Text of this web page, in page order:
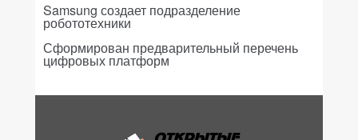
Samsung создает подразделение
робототехники
Сформирован предварительный перечень
цифровых платформ